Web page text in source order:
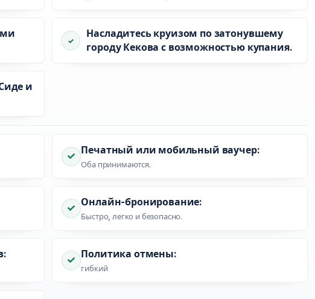
Насладитесь круизом по затонувшему
городу Кекова с возможностью купания.
и
Печатный или мобильный ваучер:
Оба принимаются.
Онлайн-бронирование:
Быстро, легко и безопасно.
Политика отмены:
гибкий